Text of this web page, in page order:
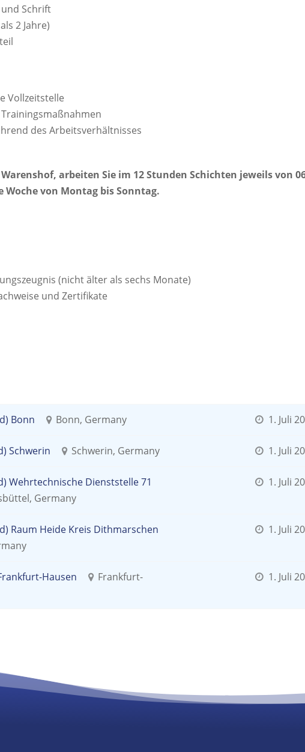
Schrift
2 Jahre)
Vollzeitstelle
des Arbeitsverhältnisses
arbeiten Sie im 12 Stunden Schichten jeweils von
Woche von Montag bis Sonntag.
(nicht älter als sechs Monate)
und Zertifikate
Bonn Bonn, Germany 1. Juli
Schwerin Schwerin, Germany 1. Juli
Wehrtechnische Dienststelle 71
Germany
1. Juli
Raum Heide Kreis Dithmarschen
1. Juli
Hausen
Frankfurt-
1. Juli